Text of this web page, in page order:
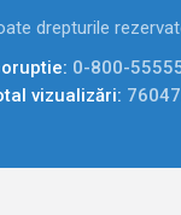
drepturile
0-800-
vizualizări: